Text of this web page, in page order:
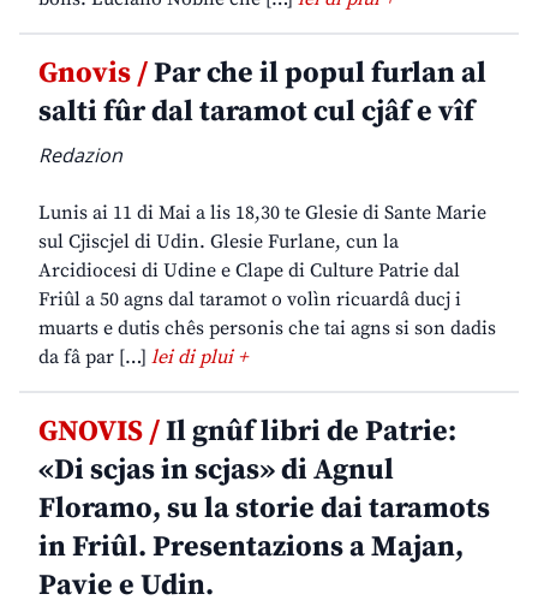
Gnovis /Par che il popul furlan al
salti fûr dal taramot cul cjâf e vîf
Redazion
Lunis ai 11 di Mai a lis 18,30 te Glesie di Sante Marie
sul Cjiscjel di Udin. Glesie Furlane, cun la
Arcidiocesi di Udine e Clape di Culture Patrie dal
Friûl a 50 agns dal taramot o volìn ricuardâ ducj i
muarts e dutis chês personis che tai agns si son dadis
da fâ par […] lei di plui +
GNOVIS /Il gnûf libri de Patrie:
«Di scjas in scjas» di Agnul
Floramo, su la storie dai taramots
in Friûl. Presentazions a Majan,
Pavie e Udin.